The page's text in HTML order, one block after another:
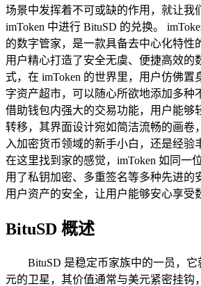
场景中发挥着不可或缺的作用，就让我
imToken 中进行 BituSD 的兑换。
的数字管家，是一款具备去中心化特性
用户精心打造了安全无虞、便捷高效的
式，在 imToken 的世界里，用户仿佛置
字资产超市，可以随心所欲地添加多种
借助钱包内强大的交易功能，用户能够
转移，其界面设计宛如简洁流畅的画卷
入加密货币领域的新手小白，还是经验
在这里找到家的感觉，imToken 如同一
用了私钥加密、多重签名等多种先进的
用户资产的安全，让用户能够安心享受
BituSD 概述
BituSD 是稳定币家族中的一员，
元的卫星，其价值通常与美元紧密挂钩